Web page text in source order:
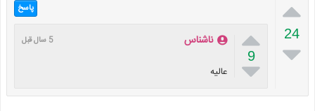

24

پاسخ

9

ناشناس 5 سال قبل
عالیه